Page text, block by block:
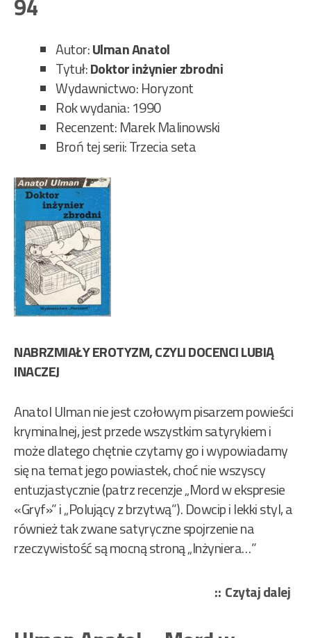
94
Autor:Ulman Anatol
Tytuł:Doktor inżynier zbrodni
Wydawnictwo: Horyzont
Rok wydania: 1990
Recenzent: Marek Malinowski
Broń tej serii: Trzecia seta
NABRZMIAŁY EROTYZM, CZYLI DOCENCI LUBIĄ
INACZEJ
Anatol Ulman nie jest czołowym pisarzem powieści
kryminalnej, jest przede wszystkim satyrykiem i
może dlatego chętnie czytamy go i wypowiadamy
się na temat jego powiastek, choć nie wszyscy
entuzjastycznie (patrz recenzje „Mord w ekspresie
«Gryf»” i „Polujący z brzytwą”). Dowcip i lekki styl, a
również tak zwane satyryczne spojrzenie na
rzeczywistość są mocną stroną „Inżyniera…”
Czytaj dalej